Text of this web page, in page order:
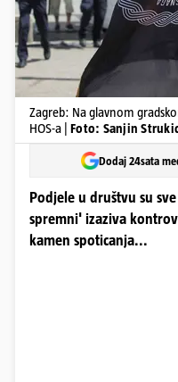
Zagreb: Na glavnom
HOS-a | Foto: Sanjin
Dodaj 24sata
Podjele u društvu su
spremni' izaziva
kamen spoticanja...